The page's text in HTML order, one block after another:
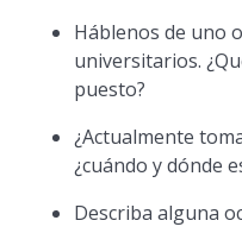
Háblenos de uno
universitarios.
puesto?
¿Actualmente
¿cuándo y dónde
Describa alguna